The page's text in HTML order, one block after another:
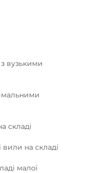
вузькими
складі
вили на складі
малої